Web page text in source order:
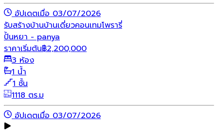
อัปเดตเมื่อ 03/07/2026
รับสร้างบ้านบ้านเดี่ยวคอนเทมโพรารี่
ปั้นหยา - panya
ราคาเริ่มต้น฿2,200,000
3 ห้อง
1 น้ำ
1 ชั้น
1118 ตร.ม
อัปเดตเมื่อ 03/07/2026